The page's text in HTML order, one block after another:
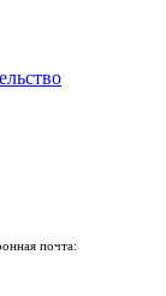
почта: